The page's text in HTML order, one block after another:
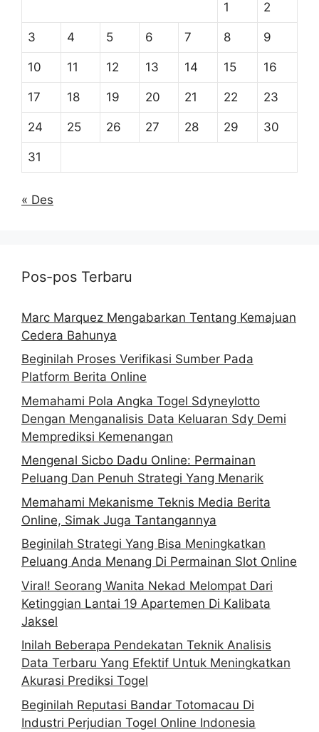
1 2
3 4 5 6 7 8 9
10 11 12 13 14 15 16
17 18 19 20 21 22 23
24 25 26 27 28 29 30
31
« Des
Pos-pos Terbaru
Marc Marquez Mengabarkan Tentang Kemajuan
Cedera Bahunya
Beginilah Proses Verifikasi Sumber Pada
Platform Berita Online
Memahami Pola Angka Togel Sdyneylotto
Dengan Menganalisis Data Keluaran Sdy Demi
Memprediksi Kemenangan
Mengenal Sicbo Dadu Online: Permainan
Peluang Dan Penuh Strategi Yang Menarik
Memahami Mekanisme Teknis Media Berita
Online, Simak Juga Tantangannya
Beginilah Strategi Yang Bisa Meningkatkan
Peluang Anda Menang Di Permainan Slot Online
Viral! Seorang Wanita Nekad Melompat Dari
Ketinggian Lantai 19 Apartemen Di Kalibata
Jaksel
Inilah Beberapa Pendekatan Teknik Analisis
Data Terbaru Yang Efektif Untuk Meningkatkan
Akurasi Prediksi Togel
Beginilah Reputasi Bandar Totomacau Di
Industri Perjudian Togel Online Indonesia